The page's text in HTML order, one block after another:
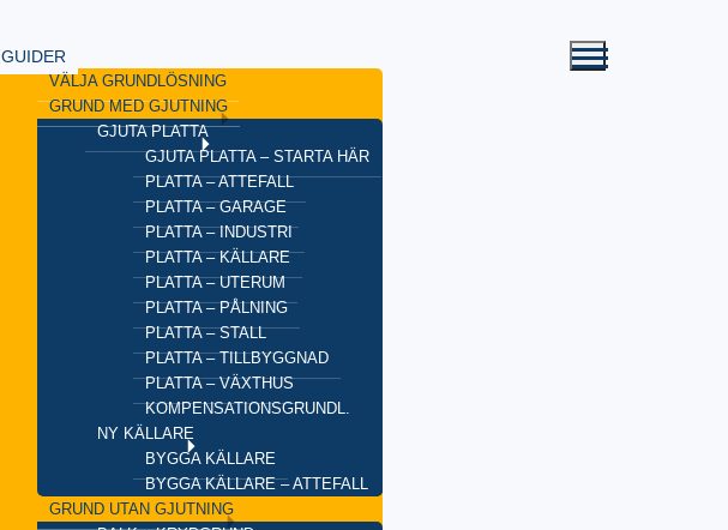
GUIDER
VÄLJA GRUNDLÖSNING
GRUND MED GJUTNING
GJUTA PLATTA
GJUTA PLATTA – STARTA HÄR
PLATTA – ATTEFALL
PLATTA – GARAGE
PLATTA – INDUSTRI
PLATTA – KÄLLARE
PLATTA – UTERUM
PLATTA – PÅLNING
PLATTA – STALL
PLATTA – TILLBYGGNAD
PLATTA – VÄXTHUS
KOMPENSATIONSGRUNDL.
NY KÄLLARE
BYGGA KÄLLARE
BYGGA KÄLLARE – ATTEFALL
GRUND UTAN GJUTNING